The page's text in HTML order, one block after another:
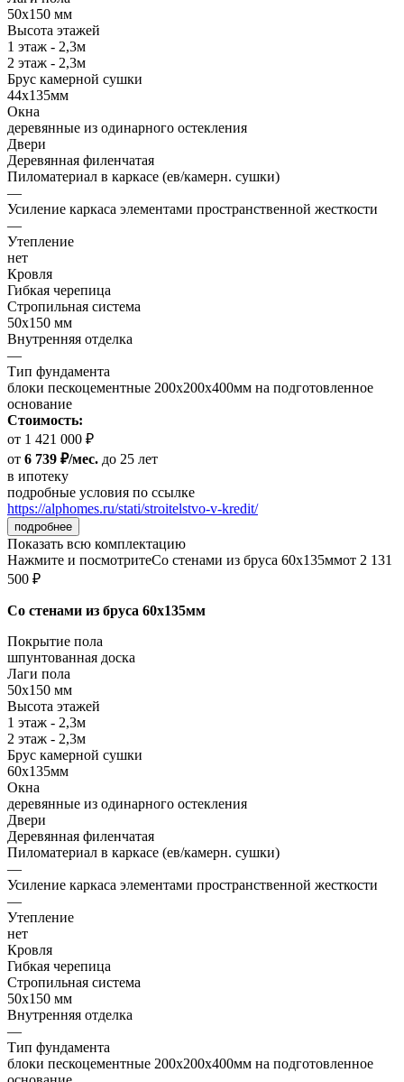
50х150 мм
Высота этажей
1 этаж - 2,3м
2 этаж - 2,3м
Брус камерной сушки
44х135мм
Окна
деревянные из одинарного остекления
Двери
Деревянная филенчатая
Пиломатериал в каркасе (ев/камерн. сушки)
—
Усиление каркаса элементами пространственной жесткости
—
Утепление
нет
Кровля
Гибкая черепица
Стропильная система
50х150 мм
Внутренняя отделка
—
Тип фундамента
блоки пескоцементные 200х200х400мм на подготовленное
основание
Стоимость:
от 1 421 000 ₽
от 6 739 ₽/мес. до 25 лет
в ипотеку
подробные условия по ссылке
https://alphomes.ru/stati/stroitelstvo-v-kredit/
подробнее
Показать всю комплектацию
Нажмите и посмотритеСо стенами из бруса 60х135ммот 2 131
500 ₽
Со стенами из бруса 60х135мм
Покрытие пола
шпунтованная доска
Лаги пола
50х150 мм
Высота этажей
1 этаж - 2,3м
2 этаж - 2,3м
Брус камерной сушки
60х135мм
Окна
деревянные из одинарного остекления
Двери
Деревянная филенчатая
Пиломатериал в каркасе (ев/камерн. сушки)
—
Усиление каркаса элементами пространственной жесткости
—
Утепление
нет
Кровля
Гибкая черепица
Стропильная система
50х150 мм
Внутренняя отделка
—
Тип фундамента
блоки пескоцементные 200х200х400мм на подготовленное